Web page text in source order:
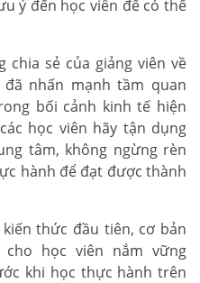
ý đến học viên để có thể
chia sẻ của giảng viên về
nhấn mạnh tầm quan
bối cảnh kinh tế hiện
học viên hãy tận dụng
tâm, không ngừng rèn
hành để đạt được thành
thức đầu tiên, cơ bản
cho học viên nắm vững
khi học thực hành trên